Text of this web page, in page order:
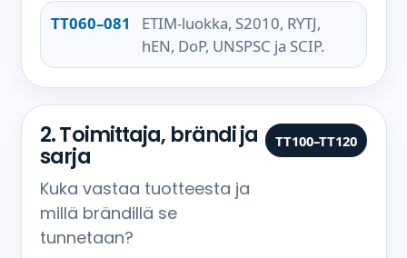
TT060–081
ETIM-luokka, S2010, RYTJ,
hEN, DoP, UNSPSC ja SCIP.
2. Toimittaja, brändi ja
sarja
Kuka vastaa tuotteesta ja
millä brändillä se
tunnetaan?
TT100–TT120